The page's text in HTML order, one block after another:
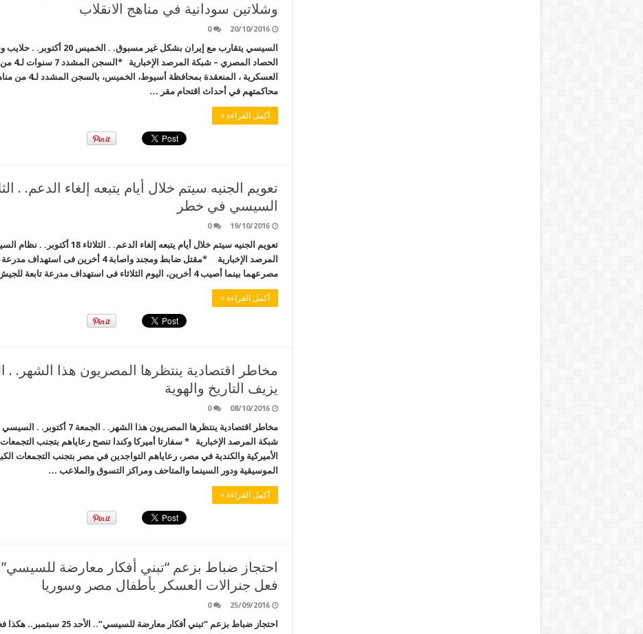
وشلاتين سودانية في مناهج الانقلاب
20/10/2016
0
السيسي يتقارب مع إيران بشكل
الحصاد
العسكرية ،
محاكمتهم في أحداث اقتحام مقر …
أكمل القراءة »
السيسي في خطر
19/10/2016
0
تعويم الجنيه سيتم خلال أيام
المرصد الإخبارية *مقتل ضابط ومجند
مصرعهما بينما أصيب 4 أخرين، اليوم الثلاثاء فى استهداف مدرعة تابعة للجيش أثناء حملة أمنية جنوب مدينة الشيخ …
أكمل القراءة »
يزيف التاريخ والهوية
08/10/2016
0
مخاطر اقتصادية ينتظرها
شبكة المرصد الإخبارية * سفارتا أميركا وكندا تنصح رعاياهم بتجنب
الأميركية والكندية في مصر، رعاياهم التواجدين في مصر بتجنب التجمعات
الموسيقية ودور السينما والمتاحف ومراكز التسوق والملاعب …
أكمل القراءة »
فعل جنرالات العسكر بأطفال مصر وسوريا
25/09/2016
0
احتجاز ضباط بزعم “تبني أفكار